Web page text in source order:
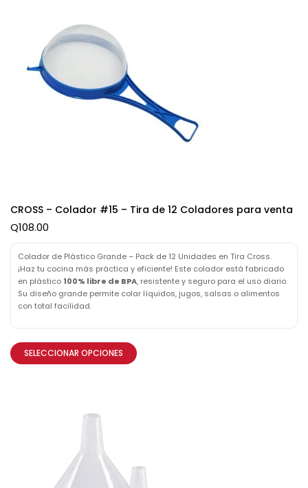
CROSS – Colador #15 – Tira de 12 Coladores para venta
Q108.00
Colador de Plástico Grande – Pack de 12 Unidades en Tira Cross.
¡Haz tu cocina más práctica y eficiente! Este colador está fabricado
en plástico 100% libre de BPA, resistente y seguro para el uso diario.
Su diseño grande permite colar líquidos, jugos, salsas o alimentos
con total facilidad.
SELECCIONAR OPCIONES